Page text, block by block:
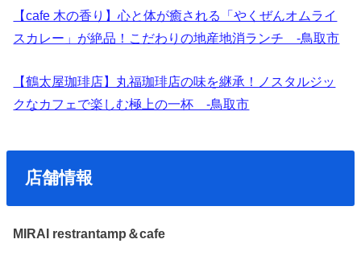
【cafe 木の香り】心と体が癒される「やくぜんオムライ
スカレー」が絶品！こだわりの地産地消ランチ -鳥取市
【鶴太屋珈琲店】丸福珈琲店の味を継承！ノスタルジッ
クなカフェで楽しむ極上の一杯 -鳥取市
店舗情報
MIRAI restrantamp＆cafe